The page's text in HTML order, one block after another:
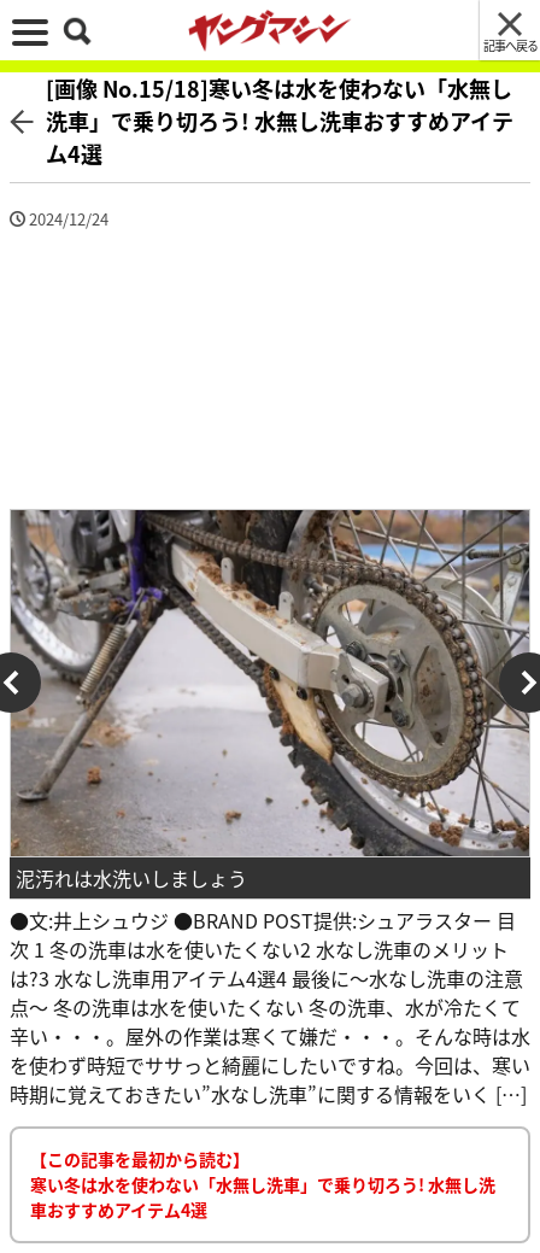
記事へ戻る
[画像 No.15/18]寒い冬は水を使わない「水無し
洗車」で乗り切ろう! 水無し洗車おすすめアイテ
ム4選
2024/12/24
泥汚れは水洗いしましょう
●文:井上シュウジ ●BRAND POST提供:シュアラスター 目
次 1 冬の洗車は水を使いたくない2 水なし洗車のメリット
は?3 水なし洗車用アイテム4選4 最後に〜水なし洗車の注意
点〜 冬の洗車は水を使いたくない 冬の洗車、水が冷たくて
辛い・・・。屋外の作業は寒くて嫌だ・・・。そんな時は水
を使わず時短でササっと綺麗にしたいですね。今回は、寒い
時期に覚えておきたい”水なし洗車”に関する情報をいく […]
【この記事を最初から読む】
寒い冬は水を使わない「水無し洗車」で乗り切ろう! 水無し洗
車おすすめアイテム4選